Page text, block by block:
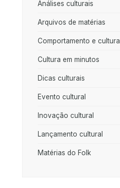
Análises culturais
Arquivos de matérias
Comportamento e cultura
Cultura em minutos
Dicas culturais
Evento cultural
Inovação cultural
Lançamento cultural
Matérias do Folk